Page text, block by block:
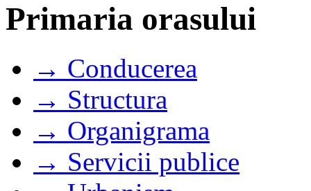
Primaria orasului
→ Conducerea
→ Structura
→ Organigrama
→ Servicii publice